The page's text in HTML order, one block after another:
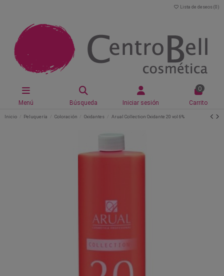
Lista de deseos (0 )
Menú Búsqueda Iniciar sesión
0
Carrito
Inicio Peluquería Coloración Oxidantes Arual Collection Oxidante 20 vol 6%